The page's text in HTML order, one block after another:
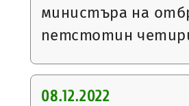
министъра на
петстотин
08.12.2022